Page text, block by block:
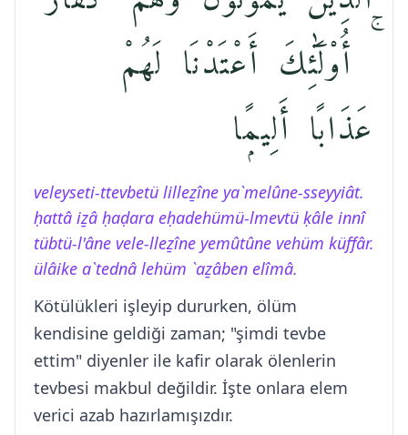
ۚ أُو۟لَٰٓئِكَ أَعْتَدْنَا لَهُمْ
عَذَابًا أَلِيمًۭا
veleyseti-ttevbetü lilleẕîne ya`melûne-sseyyiât.
ḥattâ iẕâ ḥaḍara eḥadehümü-lmevtü ḳâle innî
tübtü-l'âne vele-lleẕîne yemûtûne vehüm küffâr.
ülâike a`tednâ lehüm `aẕâben elîmâ.
Kötülükleri işleyip dururken, ölüm
kendisine geldiği zaman; "şimdi tevbe
ettim" diyenler ile kafir olarak ölenlerin
tevbesi makbul değildir. İşte onlara elem
verici azab hazırlamışızdır.